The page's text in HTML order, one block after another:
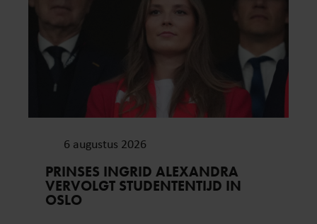
6 augustus 2026
PRINSES INGRID ALEXANDRA
VERVOLGT STUDENTENTIJD IN
OSLO